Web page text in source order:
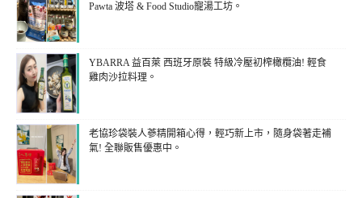
Pawta 波塔 & Food Studio寵湯工坊。
YBARRA 益百萊 西班牙原裝 特級冷壓初榨橄欖油! 輕食
雞肉沙拉料理。
老協珍袋裝人蔘精開箱心得，輕巧新上市，隨身袋著走補
氣! 全聯販售優惠中。